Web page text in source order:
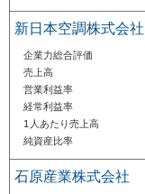
新日本空調株式会社
企業力総合評価
売上高
営業利益率
経常利益率
1人あたり売上高
純資産比率
石原産業株式会社